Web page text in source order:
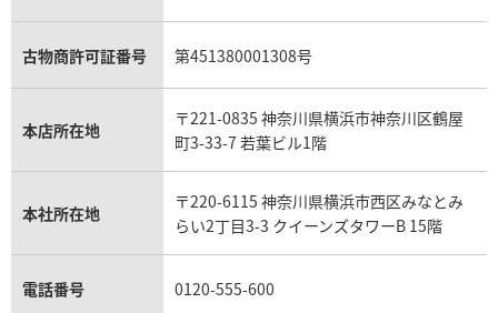
アクアマリン買取
オメガ買取
カルティエ買取
フランク ミュラー買取
リシャール・ミル買取
パネライ買取
チューダー（チュードル）買取
プラダ買取
モーブッサン買取
古物商許可証番号 第451380001308号
本店所在地
〒221-0835 神奈川県横浜市神奈川区鶴屋
町3-33-7 若葉ビル1階
本社所在地
〒220-6115 神奈川県横浜市西区みなとみ
らい2丁目3-3 クイーンズタワーB 15階
電話番号 0120-555-600